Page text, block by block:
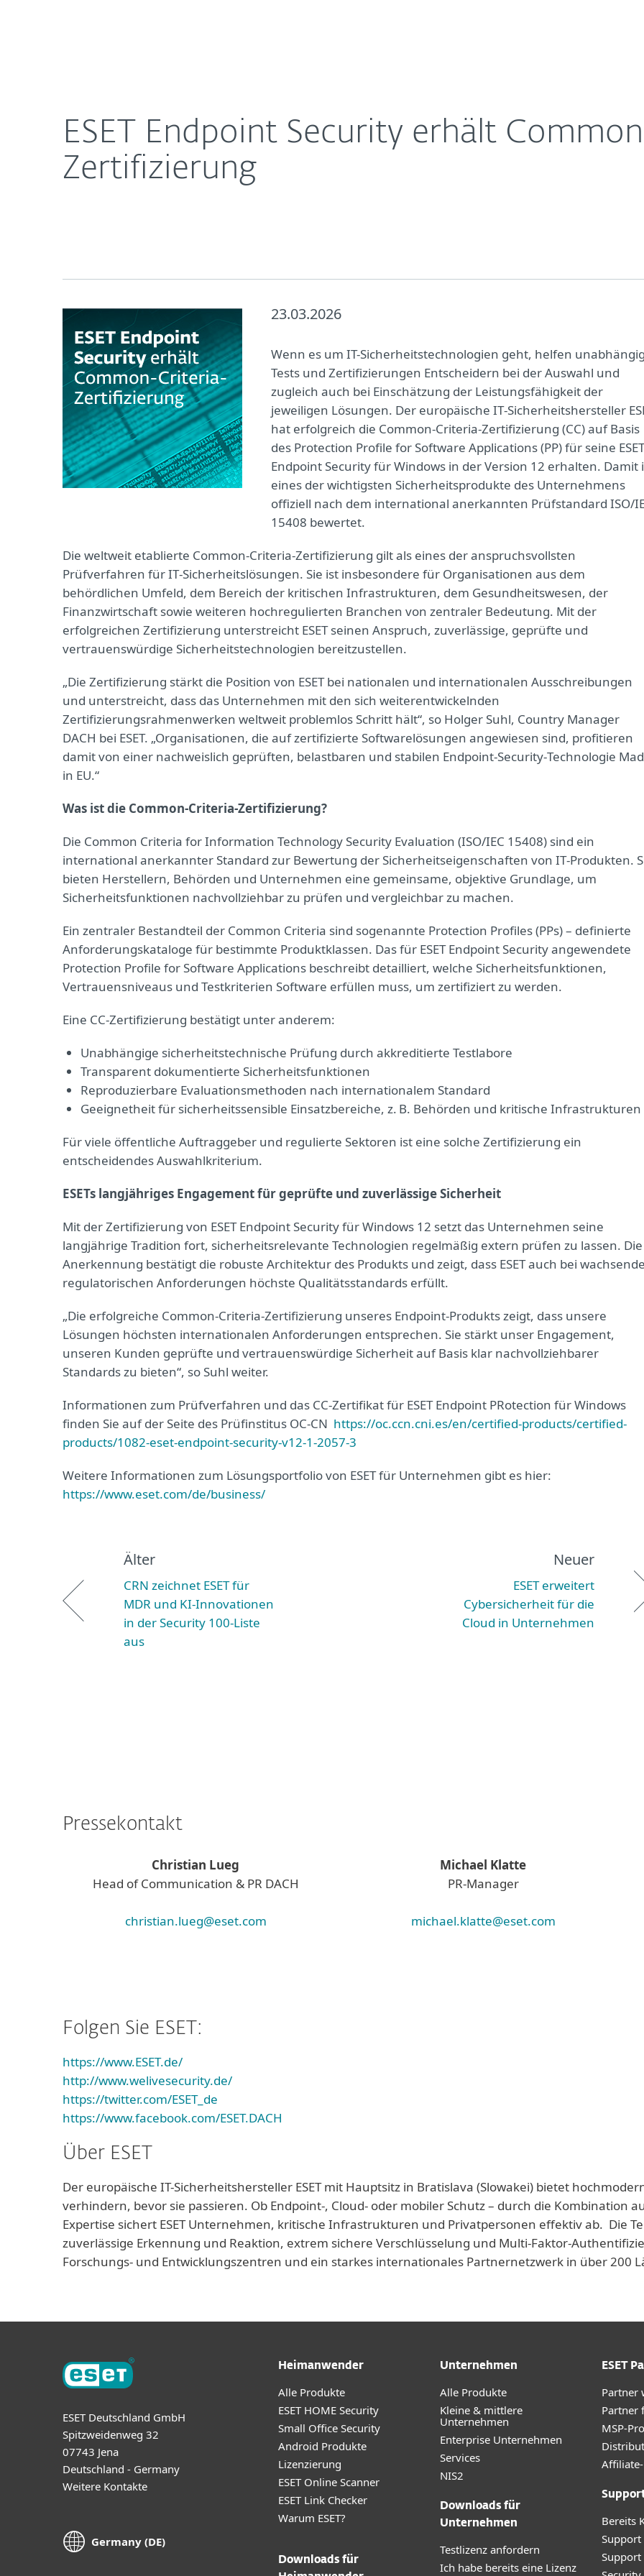
ESET Endpoint Security erhält
Zertifizierung
23.03.2026
Wenn es um IT-Sicherheitstechnologien geht, helfen
Tests und Zertifizierungen Entscheidern bei der Auswahl und
zugleich auch bei Einschätzung der Leistungsfähigkeit der
jeweiligen Lösungen. Der europäische IT‑Sicherheitshersteller
hat erfolgreich die Common‑Criteria‑Zertifizierung (CC) auf Basis
des Protection Profile for Software Applications (PP) für seine ESET
Endpoint Security für Windows in der Version 12 erhalten. Damit
eines der wichtigsten Sicherheitsprodukte des Unternehmens
offiziell nach dem international anerkannten Prüfstandard ISO/
15408 bewertet.
Die weltweit etablierte Common‑Criteria‑Zertifizierung gilt als eines der anspruchsvollsten
Prüfverfahren für IT‑Sicherheitslösungen. Sie ist insbesondere für Organisationen aus dem
behördlichen Umfeld, dem Bereich der kritischen Infrastrukturen, dem Gesundheitswesen, der
Finanzwirtschaft sowie weiteren hochregulierten Branchen von zentraler Bedeutung. Mit der
erfolgreichen Zertifizierung unterstreicht ESET seinen Anspruch, zuverlässige, geprüfte und
vertrauenswürdige Sicherheitstechnologien bereitzustellen.
„Die Zertifizierung stärkt die Position von ESET bei nationalen und internationalen Ausschreibungen
und unterstreicht, dass das Unternehmen mit den sich weiterentwickelnden
Zertifizierungsrahmenwerken weltweit problemlos Schritt hält“, so Holger Suhl, Country Manager
DACH bei ESET. „Organisationen, die auf zertifizierte Softwarelösungen angewiesen sind, profitieren
damit von einer nachweislich geprüften, belastbaren und stabilen Endpoint‑Security‑Technologie
in EU.“
Was ist die Common‑Criteria‑Zertifizierung?
Die Common Criteria for Information Technology Security Evaluation (ISO/IEC 15408) sind ein
international anerkannter Standard zur Bewertung der Sicherheitseigenschaften von IT‑Produkten.
bieten Herstellern, Behörden und Unternehmen eine gemeinsame, objektive Grundlage, um
Sicherheitsfunktionen nachvollziehbar zu prüfen und vergleichbar zu machen.
Ein zentraler Bestandteil der Common Criteria sind sogenannte Protection Profiles (PPs) – definierte
Anforderungskataloge für bestimmte Produktklassen. Das für ESET Endpoint Security angewendete
Protection Profile for Software Applications beschreibt detailliert, welche Sicherheitsfunktionen,
Vertrauensniveaus und Testkriterien Software erfüllen muss, um zertifiziert zu werden.
Eine CC‑Zertifizierung bestätigt unter anderem:
Unabhängige sicherheitstechnische Prüfung durch akkreditierte Testlabore
Transparent dokumentierte Sicherheitsfunktionen
Reproduzierbare Evaluationsmethoden nach internationalem Standard
Geeignetheit für sicherheitssensible Einsatzbereiche, z. B. Behörden und kritische Infrastrukturen
Für viele öffentliche Auftraggeber und regulierte Sektoren ist eine solche Zertifizierung ein
entscheidendes Auswahlkriterium.
ESETs langjähriges Engagement für geprüfte und zuverlässige Sicherheit
Mit der Zertifizierung von ESET Endpoint Security für Windows 12 setzt das Unternehmen seine
langjährige Tradition fort, sicherheitsrelevante Technologien regelmäßig extern prüfen zu lassen. Die
Anerkennung bestätigt die robuste Architektur des Produkts und zeigt, dass ESET auch bei
regulatorischen Anforderungen höchste Qualitätsstandards erfüllt.
„Die erfolgreiche Common‑Criteria‑Zertifizierung unseres Endpoint‑Produkts zeigt, dass unsere
Lösungen höchsten internationalen Anforderungen entsprechen. Sie stärkt unser Engagement,
unseren Kunden geprüfte und vertrauenswürdige Sicherheit auf Basis klar nachvollziehbarer
Standards zu bieten“, so Suhl weiter.
Informationen zum Prüfverfahren und das CC-Zertifikat für ESET Endpoint PRotection für Windows
finden Sie auf der Seite des Prüfinstitus OC-CN https://oc.ccn.cni.es/en/certified-products/certified-
products/1082-eset-endpoint-security-v12-1-2057-3
Weitere Informationen zum Lösungsportfolio von ESET für Unternehmen gibt es hier:
https://www.eset.com/de/business/
Älter
CRN zeichnet ESET für
MDR und KI-Innovationen
in der Security 100-Liste
aus
Neuer
ESET erweitert
Cybersicherheit für die
Cloud in Unternehmen
Pressekontakt
Christian Lueg
Head of Communication & PR DACH
christian.lueg@eset.com
Michael Klatte
PR-Manager
michael.klatte@eset.com
Folgen Sie ESET:
https://www.ESET.de/
http://www.welivesecurity.de/
https://twitter.com/ESET_de
https://www.facebook.com/ESET.DACH
Über ESET
Der europäische IT-Sicherheitshersteller ESET mit Hauptsitz in Bratislava (Slowakei) bietet
verhindern, bevor sie passieren. Ob Endpoint-, Cloud- oder mobiler Schutz – durch die Kombination
Expertise sichert ESET Unternehmen, kritische Infrastrukturen und Privatpersonen effektiv ab. Die
zuverlässige Erkennung und Reaktion, extrem sichere Verschlüsselung und Multi-Faktor-
Forschungs- und Entwicklungszentren und ein starkes internationales Partnernetzwerk in über 200
ESET Deutschland GmbH
Spitzweidenweg 32
07743 Jena
Deutschland - Germany
Weitere Kontakte
Germany (DE)
Heimanwender
Alle Produkte
ESET HOME Security
Small Office Security
Android Produkte
Lizenzierung
ESET Online Scanner
ESET Link Checker
Warum ESET?
Downloads für
Unternehmen
Alle Produkte
Kleine & mittlere
Unternehmen
Enterprise Unternehmen
Services
NIS2
Downloads für
Unternehmen
Testlizenz anfordern
Ich habe bereits eine Lizenz
ESET
Partner
Partner
MSP-
Bereits